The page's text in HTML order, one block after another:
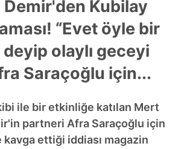
Demir'den Kubilay
“Evet öyle bir
olaylı geceyi
Saraçoğlu için...
ile bir etkinliğe katılan Mert
partneri Afra Saraçoğlu için
kavga ettiği iddiası magazin